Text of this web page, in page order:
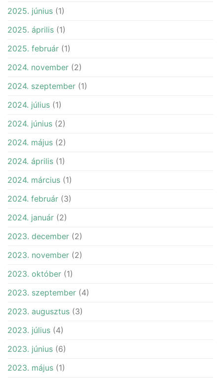
2025. június (1)
2025. április (1)
2025. február (1)
2024. november (2)
2024. szeptember (1)
2024. július (1)
2024. június (2)
2024. május (2)
2024. április (1)
2024. március (1)
2024. február (3)
2024. január (2)
2023. december (2)
2023. november (2)
2023. október (1)
2023. szeptember (4)
2023. augusztus (3)
2023. július (4)
2023. június (6)
2023. május (1)